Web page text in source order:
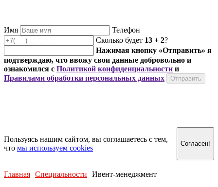
Имя
Телефон
Сколько будет 13 + 2?
Нажимая кнопку «Отправить» я
подтверждаю, что ввожу свои данные добровольно и
ознакомился с Политикой конфиденциальности и
Правилами обработки персональных данных
Пользуясь нашим сайтом, вы соглашаетесь с тем,
что мы используем cookies Согласен!
Главная Специальности Ивент-менеджмент